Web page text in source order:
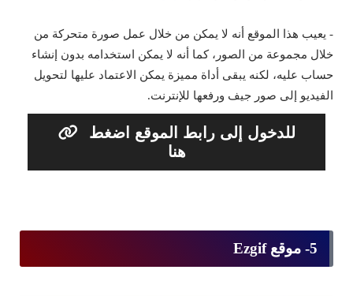
- يعيب هذا الموقع أنه لا يمكن من خلال عمل صورة متحركة من
خلال مجموعة من الصور، كما أنه لا يمكن استخدامه بدون إنشاء
حساب عليه، لكنه يبقى أداة مميزة يمكن الاعتماد عليها لتحويل
الفيديو إلى صور جيف ورفعها للإنترنت.
للدخول إلى رابط الموقع اضغط
هنا
5- موقع Ezgif